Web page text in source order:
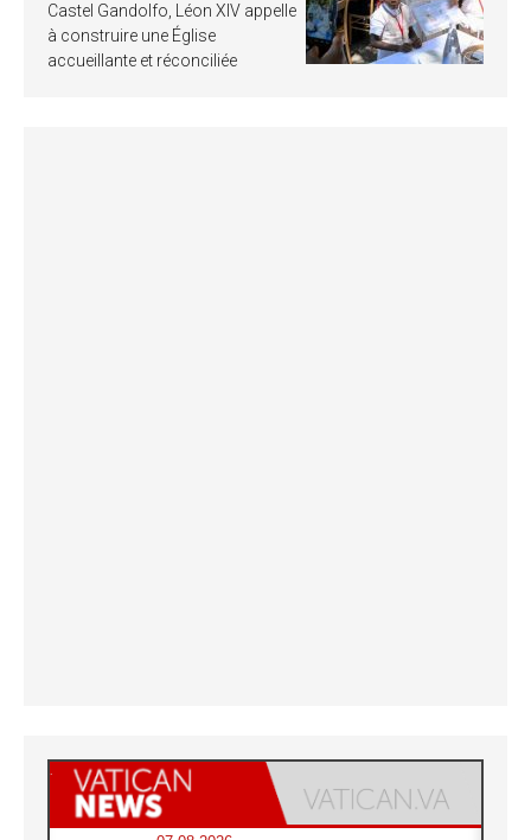
Castel Gandolfo, Léon XIV appelle
à construire une Église
accueillante et réconciliée